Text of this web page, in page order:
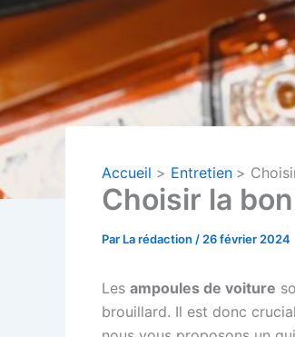
Accueil Entretien
Choisir la
Par La rédaction / 26 février 2024
Les ampoules de voiture
brouillard. Il est donc